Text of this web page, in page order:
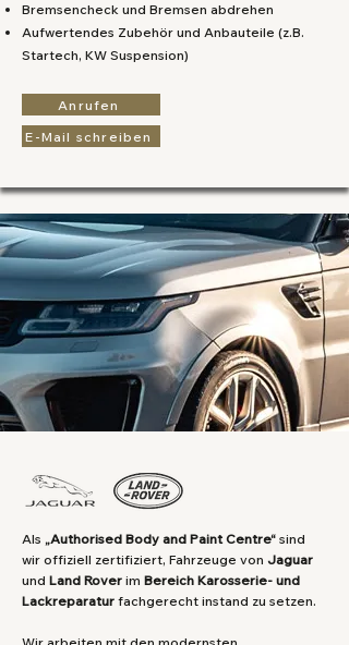
Bremsencheck und Bremsen abdrehen
Aufwertendes Zubehör und Anbauteile (z.B.
Startech, KW Suspension)
Anrufen
E-Mail schreiben
Als „Authorised Body and Paint Centre“ sind
wir offiziell zertifiziert, Fahrzeuge von Jaguar
und Land Rover im Bereich Karosserie- und
Lackreparatur fachgerecht instand zu setzen.